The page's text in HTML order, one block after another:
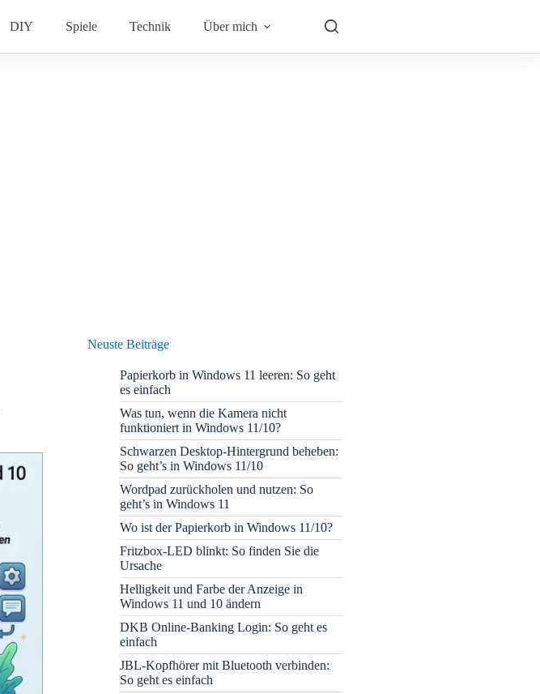
DIY Spiele Technik Über mich
Neuste Beiträge
Papierkorb in Windows 11 leeren: So geht
es einfach
Was tun, wenn die Kamera nicht
funktioniert in Windows 11/10?
Schwarzen Desktop-Hintergrund beheben:
So geht’s in Windows 11/10
Wordpad zurückholen und nutzen: So
geht’s in Windows 11
Wo ist der Papierkorb in Windows 11/10?
Fritzbox-LED blinkt: So finden Sie die
Ursache
Helligkeit und Farbe der Anzeige in
Windows 11 und 10 ändern
DKB Online-Banking Login: So geht es
einfach
JBL-Kopfhörer mit Bluetooth verbinden:
So geht es einfach